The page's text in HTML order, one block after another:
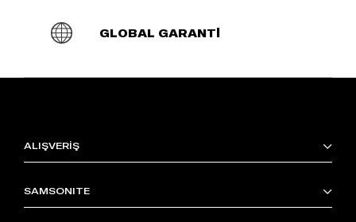
GLOBAL GARANTİ
ALIŞVERİŞ
SAMSONITE